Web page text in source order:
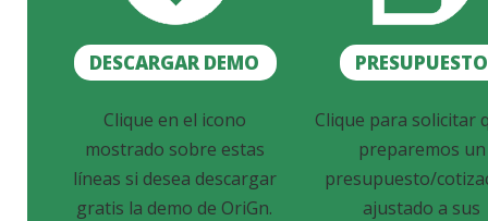
DESCARGAR DEMO PRESUPUESTO
Clique en el icono
mostrado sobre estas
líneas si desea descargar
gratis la demo de OriGn.
Clique para solicitar
preparemos un
presupuesto/
ajustado a sus